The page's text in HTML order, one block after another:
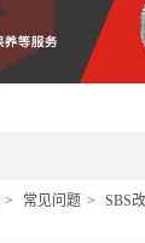
常见问题
SBS